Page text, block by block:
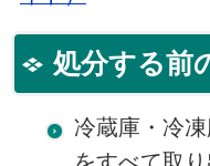
処分する前
冷蔵庫・冷
をすべて取り